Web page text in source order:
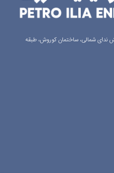
ندای شمالی، ساختمان کوروش، طبقه